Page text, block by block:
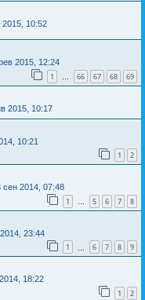
2015, 10:52
2015, 12:24
1 … 66 67 68 69
2015, 10:17
10:21
1 2
сен 2014, 07:48
1 … 5 6 7 8
23:44
1 6 7 8 9
18:22
1 2